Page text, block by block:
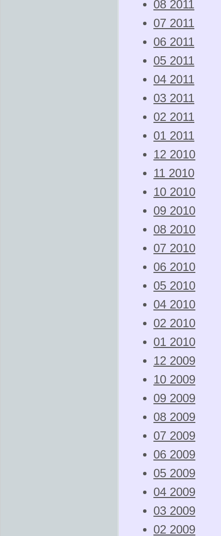
08 2011
07 2011
06 2011
05 2011
04 2011
03 2011
02 2011
01 2011
12 2010
11 2010
10 2010
09 2010
08 2010
07 2010
06 2010
05 2010
04 2010
02 2010
01 2010
12 2009
10 2009
09 2009
08 2009
07 2009
06 2009
05 2009
04 2009
03 2009
02 2009